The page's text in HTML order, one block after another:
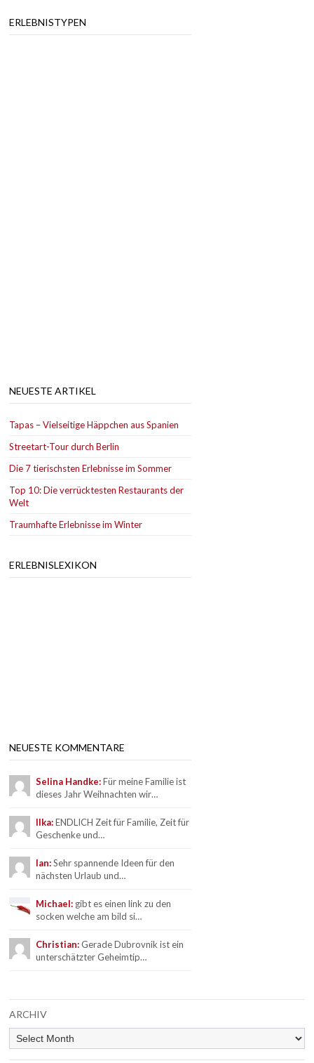
ERLEBNISTYPEN
NEUESTE ARTIKEL
Tapas – Vielseitige Häppchen aus Spanien
Streetart-Tour durch Berlin
Die 7 tierischsten Erlebnisse im Sommer
Top 10: Die verrücktesten Restaurants der
Welt
Traumhafte Erlebnisse im Winter
ERLEBNISLEXIKON
NEUESTE KOMMENTARE
Selina Handke:Für meine Familie ist
dieses Jahr Weihnachten wir…
Ilka:ENDLICH Zeit für Familie, Zeit für
Geschenke und…
Ian:Sehr spannende Ideen für den
nächsten Urlaub und…
Michael: gibt es einen link zu den
socken welche am bild si…
Christian:Gerade Dubrovnik ist ein
unterschätzter Geheimtip…
ARCHIV
Archiv